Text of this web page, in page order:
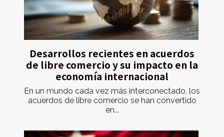
Desarrollos recientes en acuerdos
de libre comercio y su impacto en la
economía internacional
En un mundo cada vez más interconectado, los
acuerdos de libre comercio se han convertido
en...